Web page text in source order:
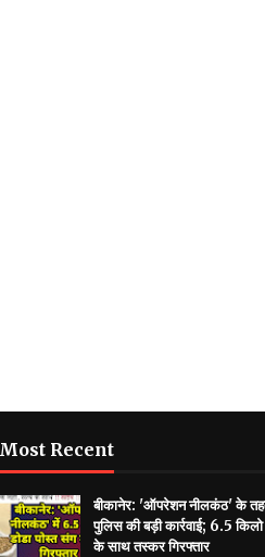
Most Recent
बीकानेर: 'ऑपरेशन नीलकंठ' के
पुलिस की बड़ी कार्रवाई; 6.5 किलो
के साथ तस्कर गिरफ्तार